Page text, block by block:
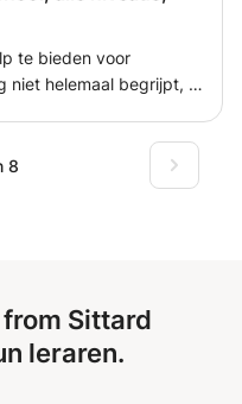
begrijpen.
te bieden voor
niet helemaal begrijpt, ik
ben veel beschikbaar.
8
Sittard
leraren.